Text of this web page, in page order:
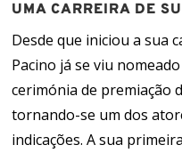
UMA CARREIRA DE
Desde que iniciou a sua
Pacino já se viu
cerimónia de premiação
tornando-se um dos
indicações. A sua